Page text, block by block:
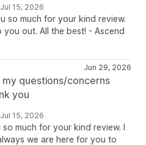
Jul 15, 2026
so much for your kind review.
you out. All the best! - Ascend
Jun 29, 2026
questions/concerns
you
Jul 15, 2026
much for your kind review. I
we are here for you to